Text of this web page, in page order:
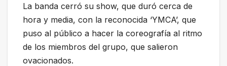
La banda cerró su show, que duró cerca de
hora y media, con la reconocida ‘YMCA’, que
puso al público a hacer la coreografía al ritmo
de los miembros del grupo, que salieron
ovacionados.